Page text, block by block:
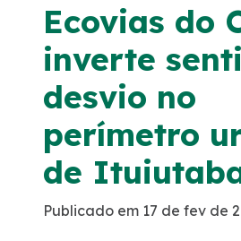
Monitoramento 24h – CCO
Socorro Mecânico
Socorro Médico
Faixa de domínio
Ecovias do
inverte
desvio no
perímetro
de
Publicado em 17 de fev de